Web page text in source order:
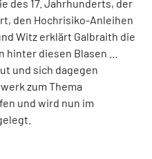
des 17. Jahrhunderts, der
den Hochrisiko-Anleihen
Witz erklärt Gal­braith die
hinter diesen Blasen …
und sich dagegen
zum Thema
und wird nun im